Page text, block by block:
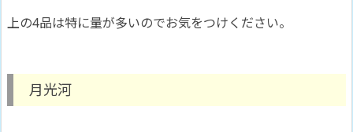
上の4品は特に量が多いのでお気をつけください。
月光河